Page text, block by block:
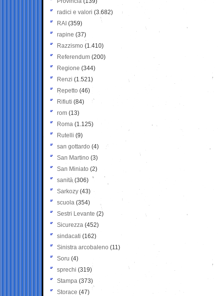
radici e valori (3.682)
RAI (359)
rapine (37)
Razzismo (1.410)
Referendum (200)
Regione (344)
Renzi (1.521)
Repetto (46)
Rifiuti (84)
rom (13)
Roma (1.125)
Rutelli (9)
san gottardo (4)
San Martino (3)
San Miniato (2)
sanità (306)
Sarkozy (43)
scuola (354)
Sestri Levante (2)
Sicurezza (452)
sindacati (162)
Sinistra arcobaleno (11)
Soru (4)
sprechi (319)
Stampa (373)
Storace (47)